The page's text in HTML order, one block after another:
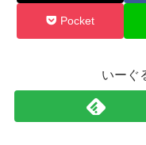
Pocket
いーぐ